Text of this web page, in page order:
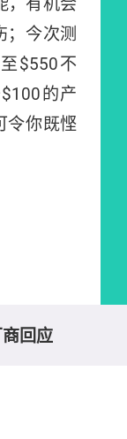
；今次测
$550不
的产
令你既悭
回应